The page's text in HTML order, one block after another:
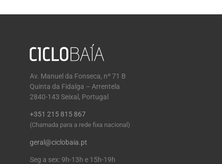
Av. Manuel da Fonseca, nº 71 B
Quinta da Fidalga – Arrentela
2840-143 Seixal, Portugal
+351 215 815 867
(Chamada para a rede fixa nacional)
geral@ciclobaia.pt
Seg a sex: 9h-13h e 15h-19h